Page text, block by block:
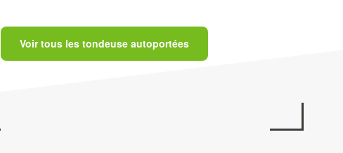
Voir tous les tondeuse autoportées